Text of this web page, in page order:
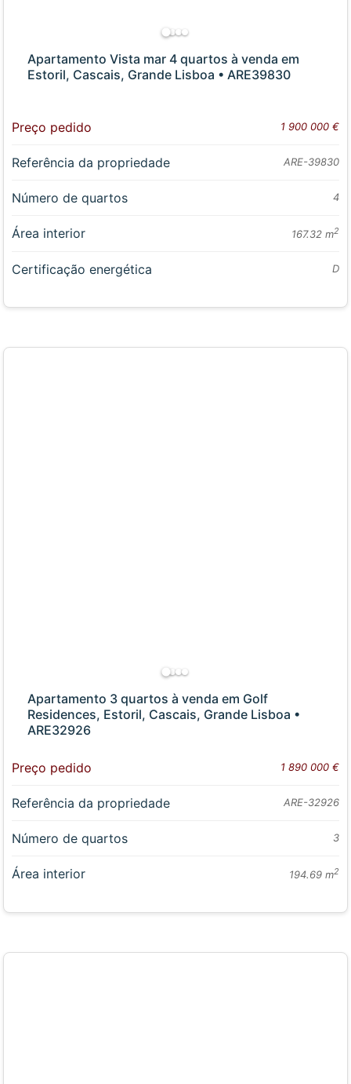
Apartamento Vista mar 4 quartos à venda em
Estoril, Cascais, Grande Lisboa • ARE39830
Preço pedido 1 900 000 €
Referência da propriedade ARE-39830
Número de quartos 4
Área interior 167.32 m2
Certificação energética D
Apartamento 3 quartos à venda em Golf
Residences, Estoril, Cascais, Grande Lisboa •
ARE32926
Preço pedido 1 890 000 €
Referência da propriedade ARE-32926
Número de quartos 3
Área interior 194.69 m2